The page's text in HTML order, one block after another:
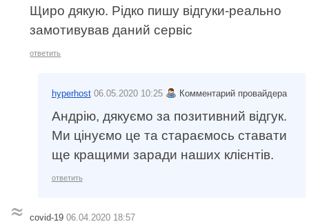
Щиро дякую. Рідко пишу відгуки-реально
замотивував даний сервіс
ответить
hyperhost 06.05.2020 10:25 Комментарий провайдера
Андрію, дякуємо за позитивний відгук.
Ми цінуємо це та стараємось ставати
ще кращими заради наших клієнтів.
ответить
covid-19 06.04.2020 18:57